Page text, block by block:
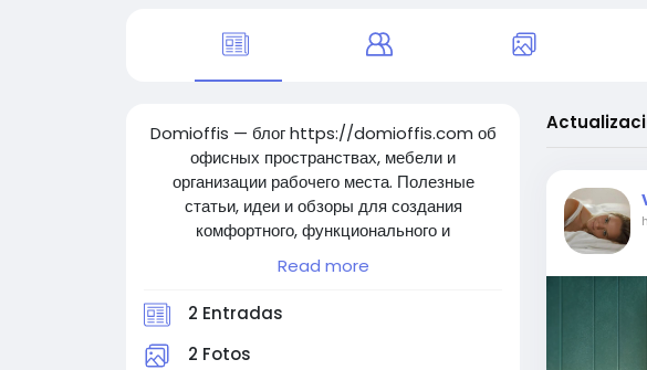
Domioffis — блог https://domioffis.com об
офисных пространствах, мебели и
организации рабочего места. Полезные
статьи, идеи и обзоры для создания
комфортного, функционального и
современного офиса дома и в компании.
Read more
2 Entradas
2 Fotos